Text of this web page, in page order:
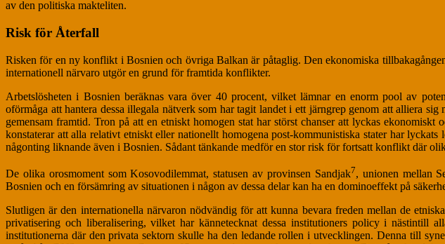
av den politiska makteliten.
Risk för Återfall
Risken för en ny konflikt i Bosnien och övriga Balkan är påtaglig. Den ekonomiska
internationell närvaro utgör en grund för framtida konflikter.
Arbetslösheten i Bosnien beräknas vara över 40 procent, vilket lämnar en enorm pool av
oförmåga att hantera dessa illegala nätverk som har tagit landet i ett järngrep genom att alliera
gemensam framtid. Tron på att en etniskt homogen stat har störst chanser att lyckas
konstaterar att alla relativt etniskt eller nationellt homogena post-kommunistiska stater har lyckats
någonting liknande även i Bosnien. Sådant tänkande medför en stor risk för fortsatt konflikt där
De olika orosmoment som Kosovodilemmat, statusen av provinsen Sandjak7, unionen mellan
Bosnien och en försämring av situationen i någon av dessa delar kan ha en dominoeffekt på
Slutligen är den internationella närvaron nödvändig för att kunna bevara freden mellan de
privatisering och liberalisering, vilket har kännetecknat dessa institutioners policy i nästintill
institutionerna där den privata sektorn skulle ha den ledande rollen i utvecklingen. Denna till